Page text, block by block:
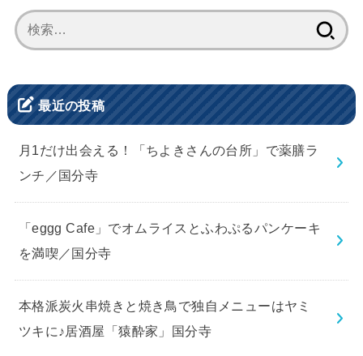
索:
最近の投稿
月1だけ出会える！「ちよきさんの台所」で薬膳ラ
ンチ／国分寺
「eggg Cafe」でオムライスとふわぷるパンケーキ
を満喫／国分寺
本格派炭火串焼きと焼き鳥で独自メニューはヤミ
ツキに♪居酒屋「猿酔家」国分寺